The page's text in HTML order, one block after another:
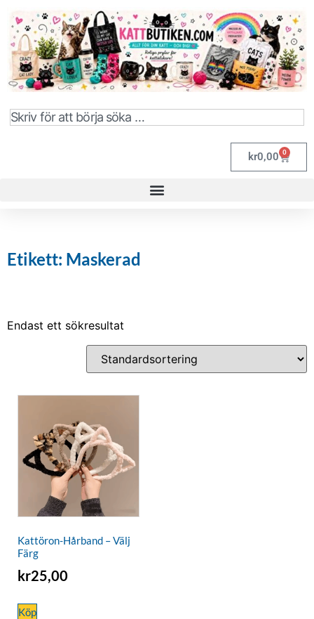
kr0,00 0
Etikett: Maskerad
Endast ett sökresultat
Kattöron-Hårband – Välj
Färg
kr25,00
Köp